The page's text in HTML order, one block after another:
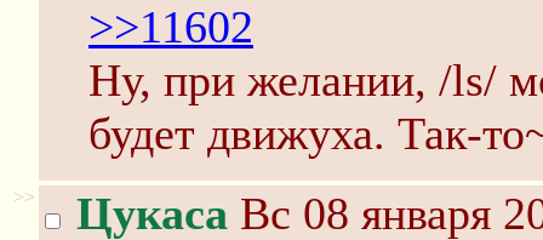
>>11602
Ну, при желании, /ls/
будет движуха. Так-
>> Цукаса Вс 08 января